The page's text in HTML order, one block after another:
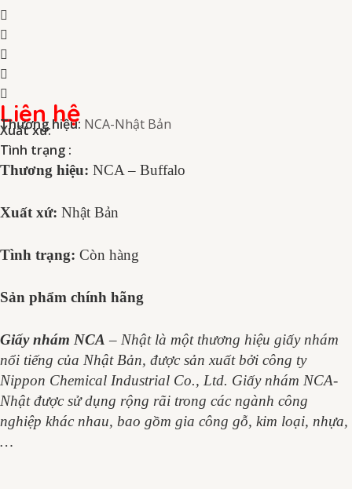
Liên hệ
Thương hiệu: NCA-Nhật Bản
Xuất xứ:
Tình trạng :
Thương hiệu: NCA – Buffalo
Xuất xứ: Nhật Bản
Tình trạng: Còn hàng
Sản phẩm chính hãng
Giấy nhám NCA– Nhật là một thương hiệu giấy nhám
nổi tiếng của Nhật Bản, được sản xuất bởi công ty
Nippon Chemical Industrial Co., Ltd. Giấy nhám NCA-
Nhật được sử dụng rộng rãi trong các ngành công
nghiệp khác nhau, bao gồm gia công gỗ, kim loại, nhựa,
…